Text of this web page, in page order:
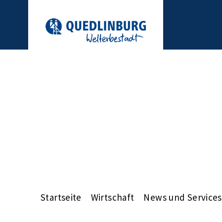
Startseite Wirtschaft News und Services